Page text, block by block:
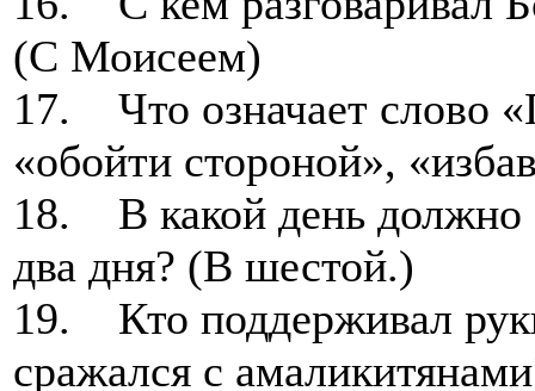
(С Моисеем)
17. Что означает слово
«обойти стороной»,
18. В какой день должно
два дня? (В шестой.)
19. Кто поддерживал
сражался с